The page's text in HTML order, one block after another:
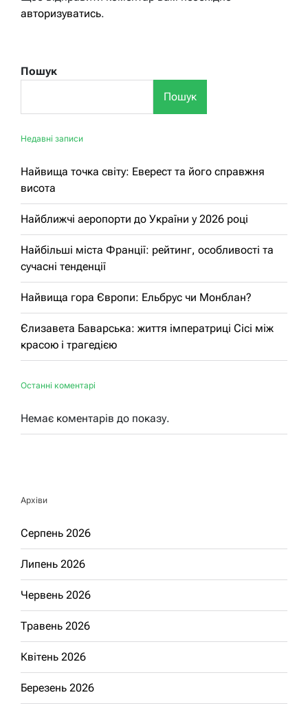
авторизуватись.
Пошук
Пошук
Недавні записи
Найвища точка світу: Еверест та його справжня
висота
Найближчі аеропорти до України у 2026 році
Найбільші міста Франції: рейтинг, особливості та
сучасні тенденції
Найвища гора Європи: Ельбрус чи Монблан?
Єлизавета Баварська: життя імператриці Сісі між
красою і трагедією
Останні коментарі
Немає коментарів до показу.
Архіви
Серпень 2026
Липень 2026
Червень 2026
Травень 2026
Квітень 2026
Березень 2026